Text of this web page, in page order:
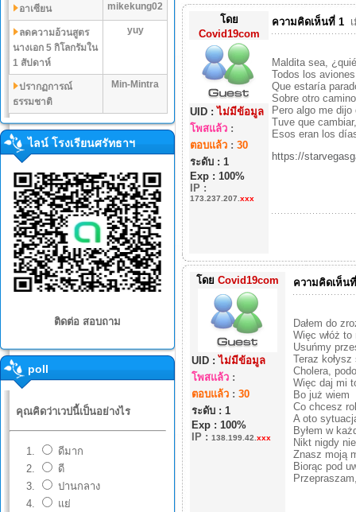
อาเซียน
mikekung02
ลดความอ้วนสูตร
นางเอก 5 กิโลกรัมใน
1 สัปดาห์
yuy
ปรากฏการณ์
ธรรมชาติ
Min-Mintra
ไลน์ โรงเรียนศรัทธาฯ
ติดต่อ สอบถาม
poll
คุณคิดว่าเวปนี้เป็นอย่างไร
ดีมาก
ดี
ปานกลาง
แย่
โดย
Covid19com
UID :ไม่มีข้อมูล
โพสแล้ว :
ตอบแล้ว : 30
ระดับ : 1
Exp : 100%
IP :
173.237.207. xxx
ความคิดเห็นที่ 1
Maldita sea,
Todos los
Que estaría
Sobre otro
Pero algo me dijo
Tuve que
Esos eran los
https://
โดย Covid19com
UID :ไม่มีข้อมูล
โพสแล้ว:
ตอบแล้ว: 30
ระดับ : 1
Exp : 100%
IP: 138.199.42. xxx
ความคิดเห็น
Dałem do
Więc włóż to
Usuńmy
Teraz kołysz
Cholera,
Więc daj mi
Bo już wiem
Co chcesz
A oto
Byłem w
Nikt nigdy
Znasz moją
Biorąc pod